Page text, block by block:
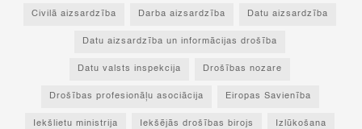
Civilā aizsardzība Darba aizsardzība Datu aizsardzība
Datu aizsardzība un informācijas drošība
Datu valsts inspekcija Drošības nozare
Drošības profesionāļu asociācija Eiropas Savienība
Iekšlietu ministrija Iekšējās drošības birojs Izlūkošana